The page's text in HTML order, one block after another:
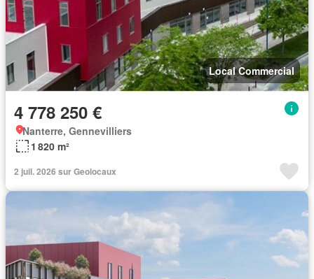
Local Commercial
4 778 250 €
Nanterre, Gennevilliers
1 820 m²
2 juil. 2026 sur Geolocaux